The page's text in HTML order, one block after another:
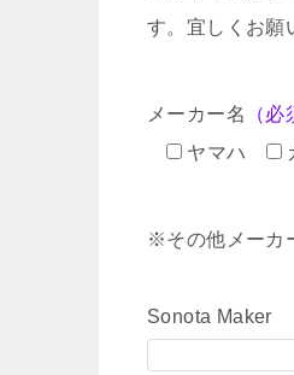
す。宜しくお願
メーカー名
（必
ヤマハ
※その他メーカ
Sonota Maker